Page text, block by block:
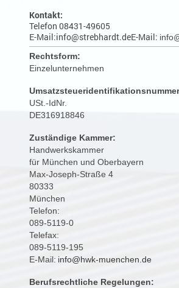
Kontakt:
Telefon 08431-49605
E-Mail:info@strebhardt.deE-Mail:
Rechtsform:
Einzelunternehmen
USt.-IdNr.
DE316918846
Zuständige Kammer:
Handwerkskammer
für München und Oberbayern
Max-Joseph-Straße 4
80333
München
Telefon:
089-5119-0
Telefax:
089-5119-195
E-Mail: info@hwk-muenchen.de
Berufsrechtliche Regelungen: